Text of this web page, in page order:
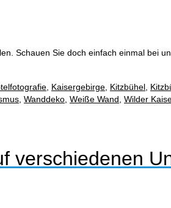
Schauen Sie doch einfach einmal bei
, Kaisergebirge, Kitzbühel,
, Wanddeko, Weiße Wand, Wilder
verschiedenen